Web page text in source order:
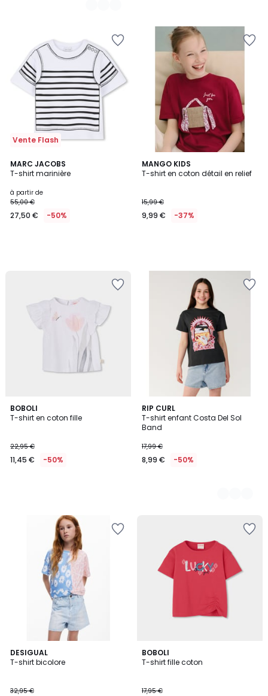
Vente Flash
MARC JACOBS
T-shirt marinière
à partir de
55,00 €
27,50 € -50%
MANGO KIDS
T-shirt en coton détail en relief
15,99 €
9,99 € -37%
BOBOLI
T-shirt en coton fille
22,95 €
11,45 € -50%
RIP CURL
T-shirt enfant Costa Del Sol
Band
17,99 €
8,99 € -50%
2
Couleurs
DESIGUAL
T-shirt bicolore
32,95 €
BOBOLI
T-shirt fille coton
17,95 €